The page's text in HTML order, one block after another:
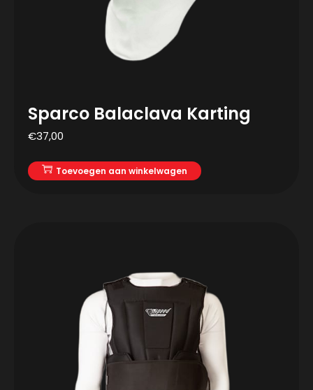
Sparco Balaclava Karting
€37,00
Toevoegen aan winkelwagen